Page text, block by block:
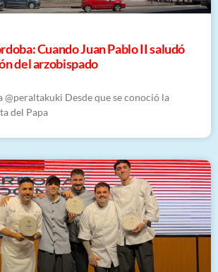
Cuando Juan Pablo II saludó
del arzobispado
@peraltakuki Desde que se conoció la
del Papa